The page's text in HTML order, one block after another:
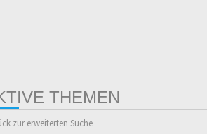
THEMEN
zur erweiterten Suche